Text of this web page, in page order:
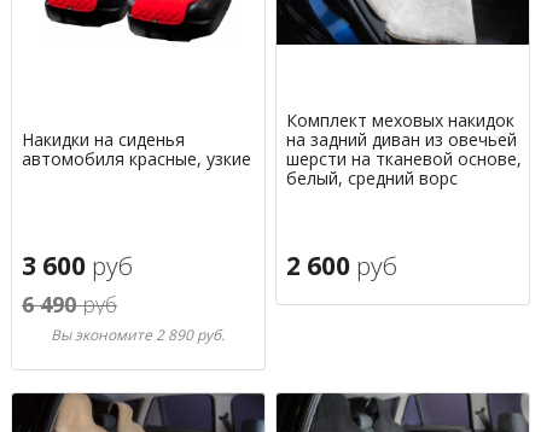
Накидки на сиденья
автомобиля красные, узкие
3 600 руб
6 490руб
Вы экономите 2 890 руб.
Комплект меховых накидок
на задний диван из овечьей
шерсти на тканевой основе,
белый, средний ворс
2 600 руб